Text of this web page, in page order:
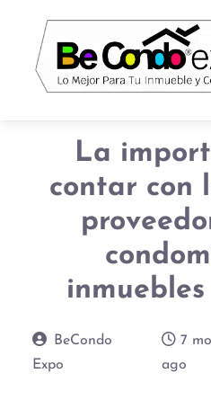
La
contar con
BeCondo
Expo
7
ago